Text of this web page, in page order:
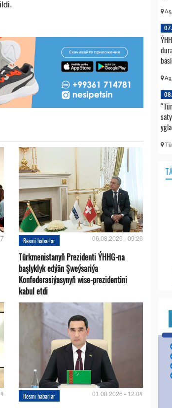
Resmi habarlar 06.08.2026 - 09:26
Türkmenistanyň Prezidenti ÝHHG-na
başlyklyk edýän Şweýsariýa
Konfederasiýasynyň wise-prezidentini
kabul etdi
Resmi habarlar 01.08.2026 - 12:04